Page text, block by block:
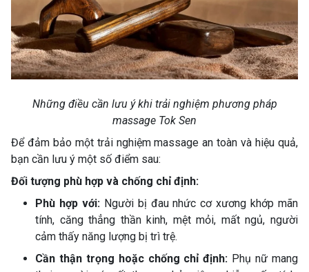
Những điều cần lưu ý khi trải nghiệm phương pháp
massage Tok Sen
Để đảm bảo một trải nghiệm massage an toàn và hiệu quả,
bạn cần lưu ý một số điểm sau:
Đối tượng phù hợp và chống chỉ định:
Phù hợp với:Người bị đau nhức cơ xương khớp mãn
tính, căng thẳng thần kinh, mệt mỏi, mất ngủ, người
cảm thấy năng lượng bị trì trệ.
Cần thận trọng hoặc chống chỉ định: Phụ nữ mang